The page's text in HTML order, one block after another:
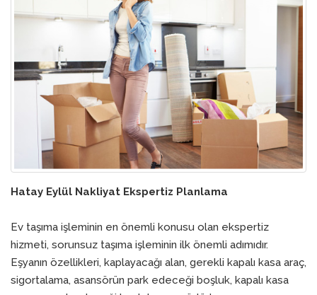
Hatay Eylül Nakliyat Ekspertiz Planlama
Ev taşıma işleminin en önemli konusu olan ekspertiz
hizmeti, sorunsuz taşıma işleminin ilk önemli adımıdır.
Eşyanın özellikleri, kaplayacağı alan, gerekli kapalı kasa araç,
sigortalama, asansörün park edeceği boşluk, kapalı kasa